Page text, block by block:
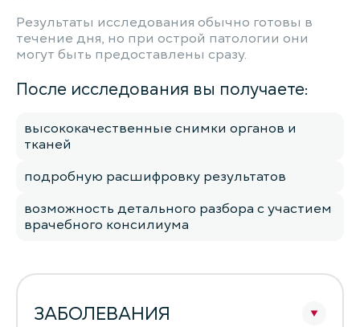
Результаты исследования обычно готовы в
течение дня, но при острой патологии они
могут быть предоставлены сразу.
После исследования вы получаете:
высококачественные снимки органов и
тканей
подробную расшифровку результатов
возможность детального разбора с участием
врачебного консилиума
ЗАБОЛЕВАНИЯ